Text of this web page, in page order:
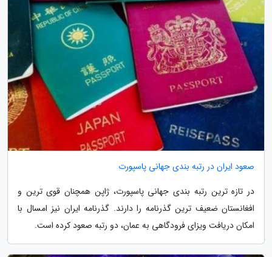
صعود ایران در رتبه بندی جهانی پاسپورت
در تازه ترین رتبه بندی جهانی پاسپورت، ژاپن همچنان قوی ترین و
افغانستان ضعیف ترین گذرنامه را دارند. گذرنامه ایران نیز امسال با
امکان دریافت ویزای فرودگاهی به عمان، دو رتبه صعود کرده است.